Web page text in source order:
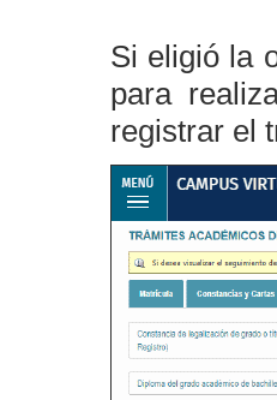
Si eligió la
para
registrar el